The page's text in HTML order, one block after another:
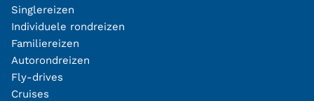
Singlereizen
Individuele rondreizen
Familiereizen
Autorondreizen
Fly-drives
Cruises